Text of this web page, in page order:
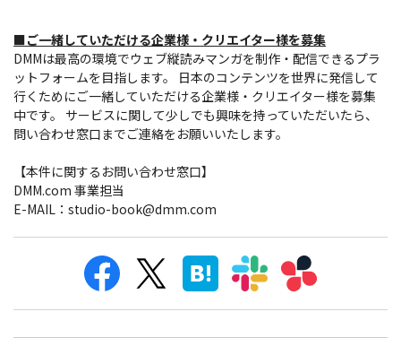
■ご一緒していただける企業様・クリエイター様を募集
DMMは最高の環境でウェブ縦読みマンガを制作・配信できるプラ
ットフォームを目指します。 日本のコンテンツを世界に発信して
行くためにご一緒していただける企業様・クリエイター様を募集
中です。 サービスに関して少しでも興味を持っていただいたら、
問い合わせ窓口までご連絡をお願いいたします。
【本件に関するお問い合わせ窓口】
DMM.com 事業担当
E-MAIL：studio-book@dmm.com